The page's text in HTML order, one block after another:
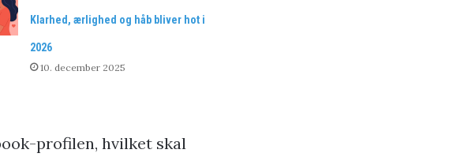
Klarhed, ærlighed og håb bliver hot i
2026
10. december 2025
profilen, hvilket skal